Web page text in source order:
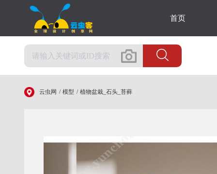
首页
云虫网 模型 植物盆栽_石头_苔藓